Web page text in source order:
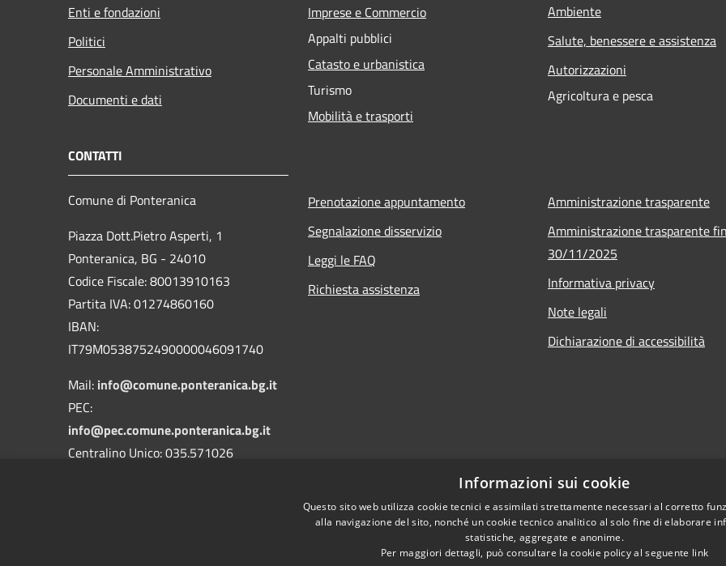
Enti e fondazioni
Politici
Personale Amministrativo
Documenti e dati
Imprese e Commercio
Appalti pubblici
Catasto e urbanistica
Turismo
Mobilità e trasporti
Ambiente
Salute, benessere e assistenza
Autorizzazioni
Agricoltura e pesca
CONTATTI
Comune di Ponteranica
Piazza Dott.Pietro Asperti, 1
Ponteranica, BG - 24010
Codice Fiscale: 80013910163
Partita IVA: 01274860160
IBAN:
IT79M0538752490000046091740
Mail: info@comune.ponteranica.bg.it
PEC:
info@pec.comune.ponteranica.bg.it
Centralino Unico: 035.571026
Prenotazione appuntamento
Segnalazione disservizio
Leggi le FAQ
Richiesta assistenza
Amministrazione trasparente
Amministrazione trasparente
30/11/2025
Informativa privacy
Note legali
Dichiarazione di accessibilità
Informazioni sui cookie
Questo sito web utilizza cookie tecnici e assimilati strettamente necessari al corretto
alla navigazione del sito, nonché un cookie tecnico analitico al solo fine di elaborare
statistiche, aggregate e anonime.
Per maggiori dettagli, può consultare la cookie policy al seguente link